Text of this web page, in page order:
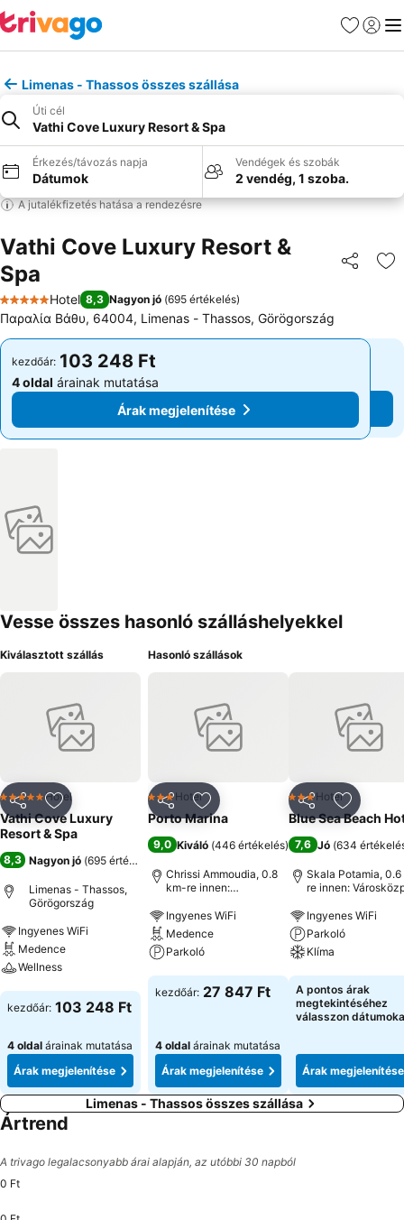
Kedvencek
Limenas - Thassos összes szállása
Úti cél
Vathi Cove Luxury Resort & Spa
Érkezés/távozás napja
Dátumok
Vendégek és szobák
2 vendég, 1 szoba.
A jutalékfizetés hatása a rendezésre
Vathi Cove Luxury Resort &
Spa
5 Kategória
Hotel 8,3 Nagyon jó (695 értékelés)
Παραλία Βάθυ, 64004, Limenas - Thassos, Görögország
kezdőár: 103 248 Ft
4 oldal árainak mutatása
Árak megjelenítése
kezdőár: 103 248 Ft
4 oldal árainak mutatása
Árak megjelenítése
Vesse összes hasonló szálláshelyekkel
Kiválasztott szállás
MegosztásHozzáadás a kedvencekhez
5 KategóriaHotel
Vathi Cove Luxury
Resort & Spa
8,3 Nagyon jó (695 értékelés
Limenas - Thassos,
Görögország
Ingyenes WiFi
Medence
Wellness
Árak megjelenítése
kezdőár: 103 248 Ft
4 oldal árainak mutatása
Árak megjelenítése
Hasonló szállások
MegosztásHozzáadás a kedvencekhez
3 Kategória
Hotel
Porto Marina
9,0 Kiváló (446 értékelés)
Chrissi Ammoudia, 0.8
km-re innen:
Ingyenes WiFi
Medence
Parkoló
Árak megjelenítése
kezdőár: 27 847 Ft
4 oldal árainak mutatása
Árak megjelenítése
Megosztás
3 Kategória
Hotel
Blue Sea Beach
7,6 Jó (634
Skala Potamia,
re innen:
Ingyenes WiFi
Parkoló
Klíma
Árak
A pontos árak
megtekintéséhez
válasszon
Árak megjelenítése
Limenas - Thassos összes szállása
Ártrend
A trivago legalacsonyabb árai alapján, az utóbbi 30 napból
0 Ft